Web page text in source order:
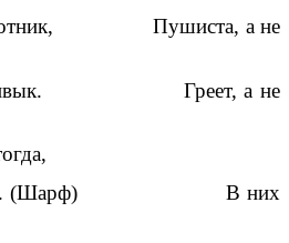
Пушиста, а не
привык. Греет, а не
(Шарф) В них